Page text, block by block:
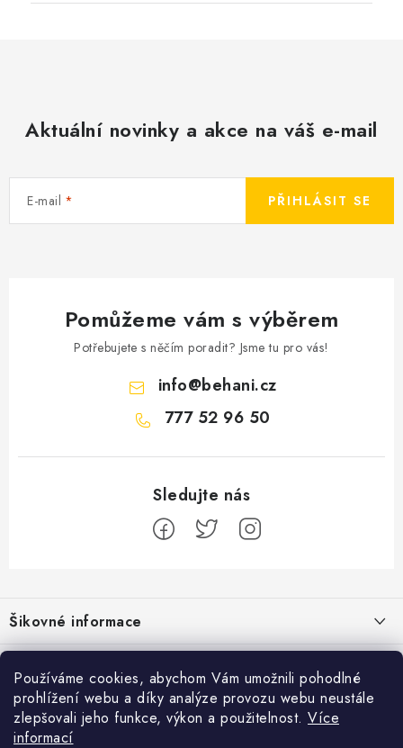
Používáme cookies, abychom Vám umožnili pohodlné
prohlížení webu a díky analýze provozu webu neustále
zlepšovali jeho funkce, výkon a použitelnost. Více
informací
Aktuální novinky a akce na váš e-mail
E-mail PŘIHLÁSIT SE
Pomůžeme vám s výběrem
Potřebujete s něčím poradit? Jsme tu pro vás!
info@behani.cz
777 52 96 50
á
p
a
Šikovné informace
Ceník dopravy
Moje objednávka
Jak vyměnit nebo vrátit zboží
Běžecké zajímavosti
Proč jít běhat právě o víkendu?
Přijímáme online platby